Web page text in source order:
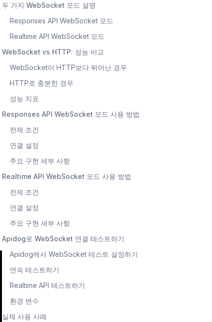
두 가지 WebSocket 모드 설명
Responses API WebSocket 모드
Realtime API WebSocket 모드
WebSocket vs HTTP: 성능 비교
WebSocket이 HTTP보다 뛰어난 경우
HTTP로 충분한 경우
성능 지표
Responses API WebSocket 모드 사용 방법
전제 조건
연결 설정
주요 구현 세부 사항
Realtime API WebSocket 모드 사용 방법
전제 조건
연결 설정
주요 구현 세부 사항
Apidog로 WebSocket 연결 테스트하기
Apidog에서 WebSocket 테스트 설정하기
연속 테스트하기
Realtime API 테스트하기
환경 변수
실제 사용 사례